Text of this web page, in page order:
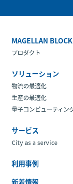
MAGELLAN
プロダクト
ソリューション
物流の最適化
生産の最適化
量子コンピューティン
サービス
City as a service
利用事例
新着情報